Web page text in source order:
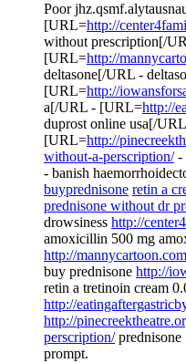
Poor
[URL=http://
without prescription[/
[URL=http://
deltasone[/URL -
[URL=http://
a[/URL - [URL=http://
duprost online usa[/
[URL=http://
without-a-perscription/-
- banish
buyprednisone retin a
prednisone without dr
drowsiness http://
amoxicillin 500 mg
http://
buy prednisone http://
retin a tretinoin cream
http://
http://
perscription/prednisone
prompt.